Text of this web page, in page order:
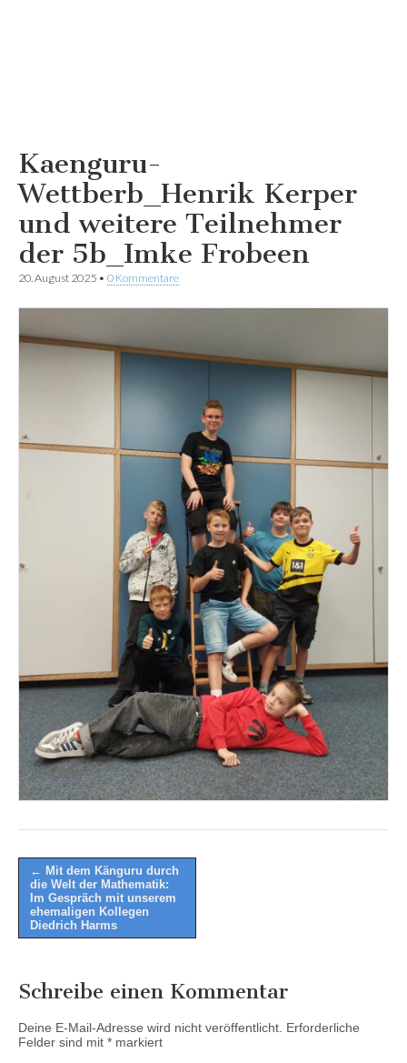
Kaenguru-
Wettberb_Henrik Kerper
und weitere Teilnehmer
der 5b_Imke Frobeen
20. August 2025 • 0 Kommentare
Post
navigation
← Mit dem Känguru durch
die Welt der Mathematik:
Im Gespräch mit unserem
ehemaligen Kollegen
Diedrich Harms
Schreibe einen Kommentar
Deine E-Mail-Adresse wird nicht veröffentlicht. Erforderliche
Felder sind mit * markiert